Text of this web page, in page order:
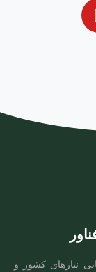
نیازهای کشور و